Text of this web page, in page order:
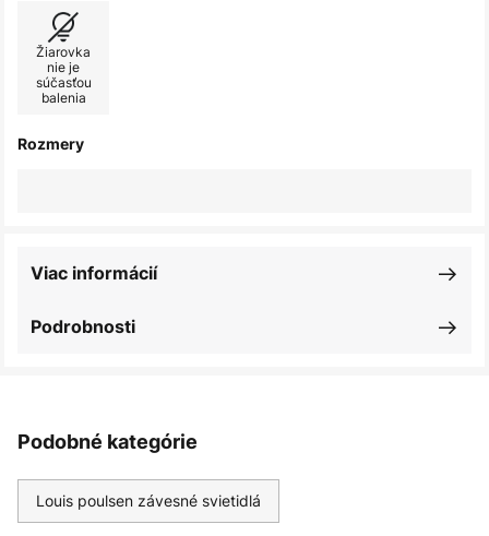
Žiarovka
nie je
súčasťou
balenia
Rozmery
Podrobnosti
Viac informácií
Podobné kategórie
Louis poulsen závesné svietidlá